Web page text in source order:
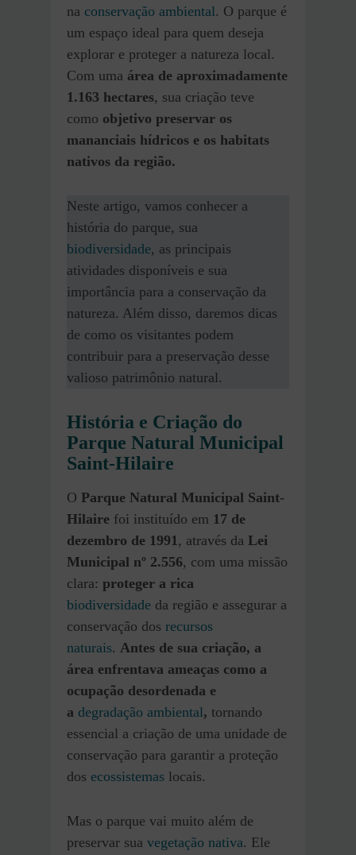
na conservação ambiental. O parque é
um espaço ideal para quem deseja
explorar e proteger a natureza local.
Com uma área de aproximadamente
1.163 hectares, sua criação teve
como objetivo preservar os
mananciais hídricos e os habitats
nativos da região.
Neste artigo, vamos conhecer a
história do parque, sua
biodiversidade, as principais
atividades disponíveis e sua
importância para a conservação da
natureza. Além disso, daremos dicas
de como os visitantes podem
contribuir para a preservação desse
valioso patrimônio natural.
História e Criação do
Parque Natural Municipal
Saint-Hilaire
O Parque Natural Municipal Saint-
Hilaire foi instituído em 17 de
dezembro de 1991, através da Lei
Municipal nº 2.556, com uma missão
clara: proteger a rica
biodiversidade da região e assegurar a
conservação dos recursos
naturais. Antes de sua criação, a
área enfrentava ameaças como a
ocupação desordenada e
a degradação ambiental, tornando
essencial a criação de uma unidade de
conservação para garantir a proteção
dos ecossistemas locais.
Mas o parque vai muito além de
preservar sua vegetação nativa. Ele